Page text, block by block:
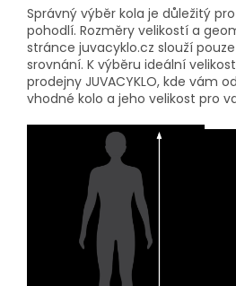
Správný výběr kola je důležitý
pohodlí. Rozměry velikostí a
stránce juvacyklo.cz slouží
srovnání. K výběru ideální
prodejny JUVACYKLO, kde vám
vhodné kolo a jeho velikost pro